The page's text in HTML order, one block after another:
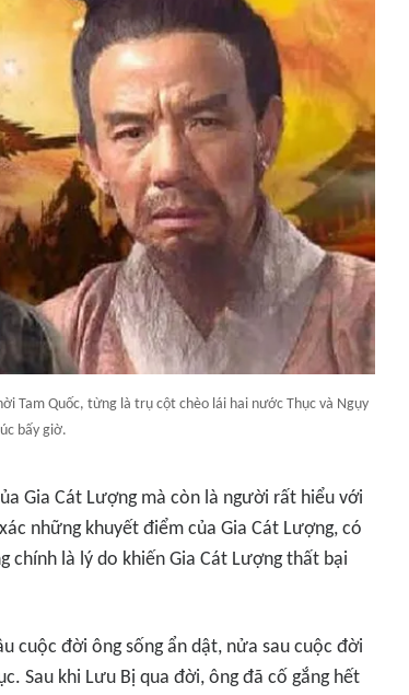
Tam Quốc, từng là trụ cột chèo lái hai nước Thục và Ngụy
bấy giờ.
Gia Cát Lượng mà còn là người rất hiểu với
những khuyết điểm của Gia Cát Lượng, có
là lý do khiến Gia Cát Lượng thất bại
cuộc đời ông sống ẩn dật, nửa sau cuộc đời
Sau khi Lưu Bị qua đời, ông đã cố gắng hết